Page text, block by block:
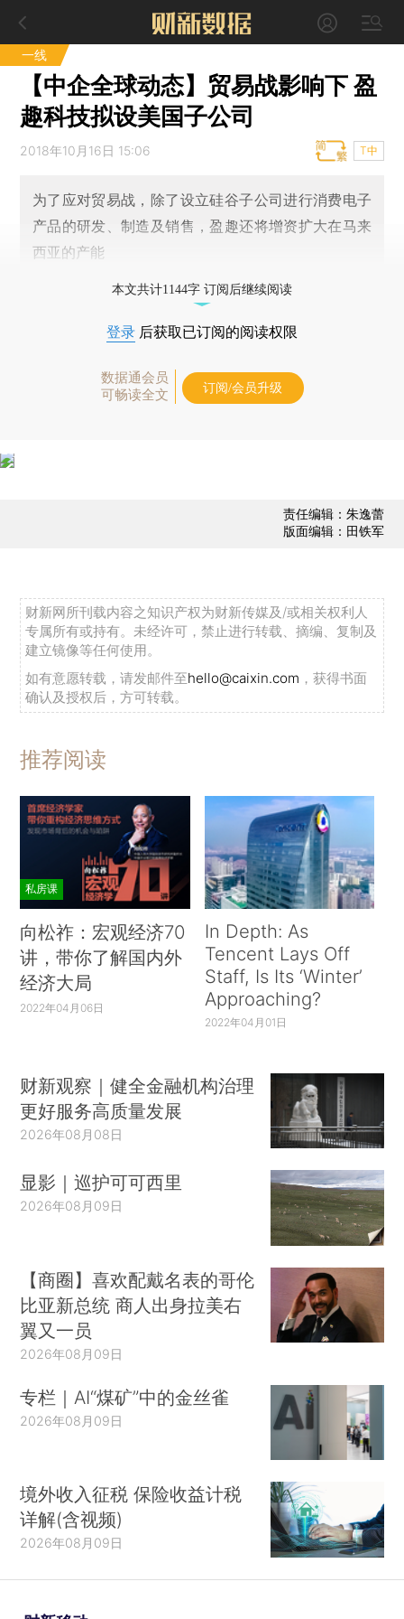
一线
【中企全球动态】贸易战影响下 盈
趣科技拟设美国子公司
2018年10月16日 15:06 T中
为了应对贸易战，除了设立硅谷子公司进行消费电子
产品的研发、制造及销售，盈趣还将增资扩大在马来
西亚的产能
本文共计1144字 订阅后继续阅读
登录 后获取已订阅的阅读权限
数据通会员
可畅读全文
订阅/会员升级
责任编辑：朱逸蕾
版面编辑：田铁军
财新网所刊载内容之知识产权为财新传媒及/或相关权利人
专属所有或持有。未经许可，禁止进行转载、摘编、复制及
建立镜像等任何使用。
如有意愿转载，请发邮件至hello@caixin.com ，获得书面
确认及授权后，方可转载。
推荐阅读
私房课
向松祚：宏观经济70
讲，带你了解国内外
经济大局
2022年04月06日
In Depth: As
Tencent Lays Off
Staff, Is Its ‘Winter’
Approaching?
2022年04月01日
财新观察｜健全金融机构治理
更好服务高质量发展
2026年08月08日
显影｜巡护可可西里
2026年08月09日
【商圈】喜欢配戴名表的哥伦
比亚新总统 商人出身拉美右
翼又一员
2026年08月09日
专栏｜AI“煤矿”中的金丝雀
2026年08月09日
境外收入征税 保险收益计税
详解(含视频)
2026年08月09日